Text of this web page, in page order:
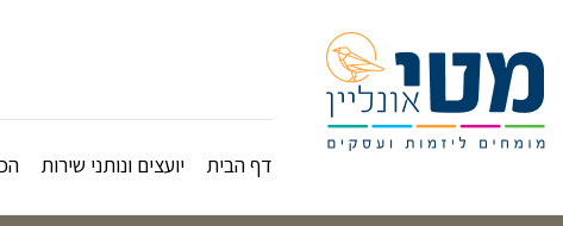
דף הבית יועצים ונותני שירות